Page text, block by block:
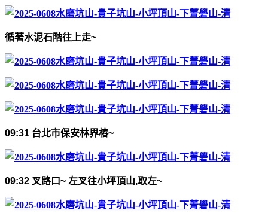
循著水泥石階往上走~
09:31 台北市保安林界樁~
09:32 叉路口~ 左叉往小坪頂山,取左~